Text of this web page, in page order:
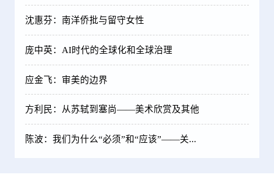
沈惠芬：南洋侨批与留守女性
庞中英：AI时代的全球化和全球治理
应金飞：审美的边界
方利民：从苏轼到塞尚——美术欣赏及其他
陈波：我们为什么“必须”和“应该”——关...